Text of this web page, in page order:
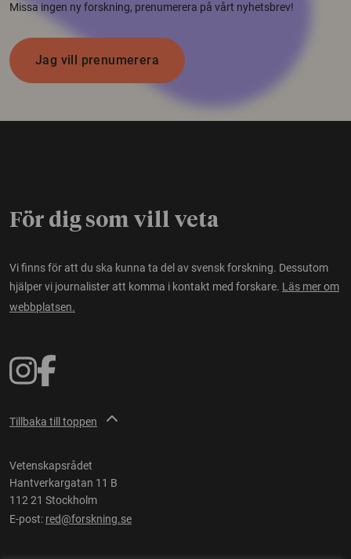
Missa ingen ny forskning, prenumerera på vårt nyhetsbrev!
Jag vill prenumerera
För dig som vill veta
Vi finns för att du ska kunna ta del av svensk forskning. Dessutom
hjälper vi journalister att komma i kontakt med forskare. Läs mer om
webbplatsen.
Tillbaka till toppen
Vetenskapsrådet
Hantverkargatan 11 B
112 21 Stockholm
E-post: red@forskning.se